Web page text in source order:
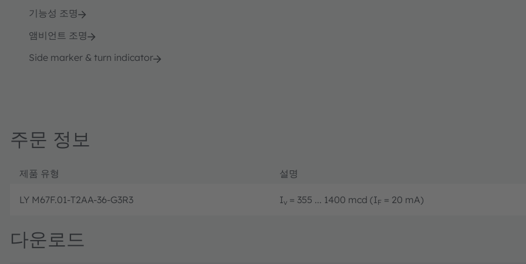
기능성 조명
앰비언트 조명
Side marker & turn indicator
주문 정보
제품 유형 설명
LY M67F.01-T2AA-36-G3R3 Iv = 355 ... 1400 mcd (IF = 20 mA)
다운로드